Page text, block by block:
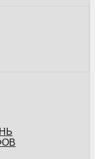
мебели
и